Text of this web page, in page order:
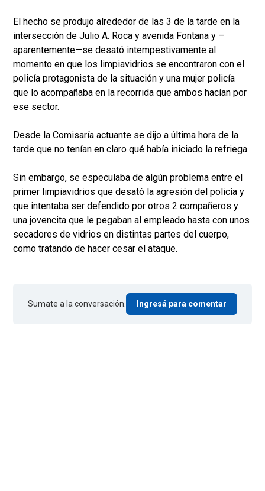
El hecho se produjo alrededor de las 3 de la tarde en la
intersección de Julio A. Roca y avenida Fontana y –
aparentemente—se desató intempestivamente al
momento en que los limpiavidrios se encontraron con el
policía protagonista de la situación y una mujer policía
que lo acompañaba en la recorrida que ambos hacían por
ese sector.
Desde la Comisaría actuante se dijo a última hora de la
tarde que no tenían en claro qué había iniciado la refriega.
Sin embargo, se especulaba de algún problema entre el
primer limpiavidrios que desató la agresión del policía y
que intentaba ser defendido por otros 2 compañeros y
una jovencita que le pegaban al empleado hasta con unos
secadores de vidrios en distintas partes del cuerpo,
como tratando de hacer cesar el ataque.
Sumate a la conversación. Ingresá para comentar